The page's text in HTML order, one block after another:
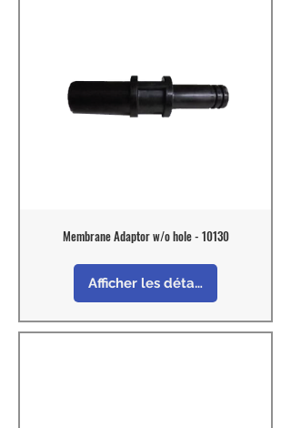
Membrane Adaptor w/o hole - 10130
Afficher les détails